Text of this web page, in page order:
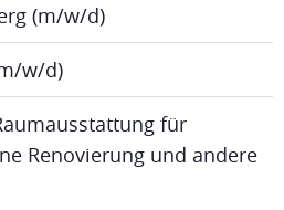
(m/w/d)
w/d)
für
Renovierung und andere